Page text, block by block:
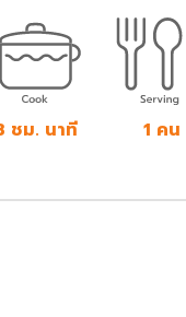
ชม. นาที 1 คน